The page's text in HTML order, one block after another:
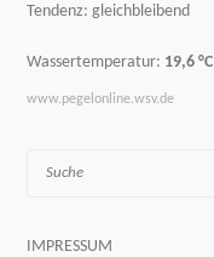
Tendenz: gleichbleibend
Wassertemperatur: 19,6 °C
www.pegelonline.wsv.de
IMPRESSUM